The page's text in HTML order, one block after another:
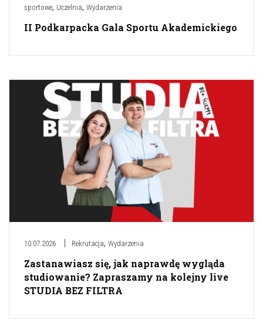
sportowe, Uczelnia, Wydarzenia
II Podkarpacka Gala Sportu Akademickiego
10.07.2026 Rekrutacja, Wydarzenia
Zastanawiasz się, jak naprawdę wygląda
studiowanie? Zapraszamy na kolejny live
STUDIA BEZ FILTRA